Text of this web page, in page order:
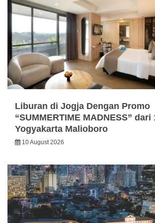
Liburan di Jogja Dengan Promo
“SUMMERTIME MADNESS” dari
Yogyakarta Malioboro
10 August 2026